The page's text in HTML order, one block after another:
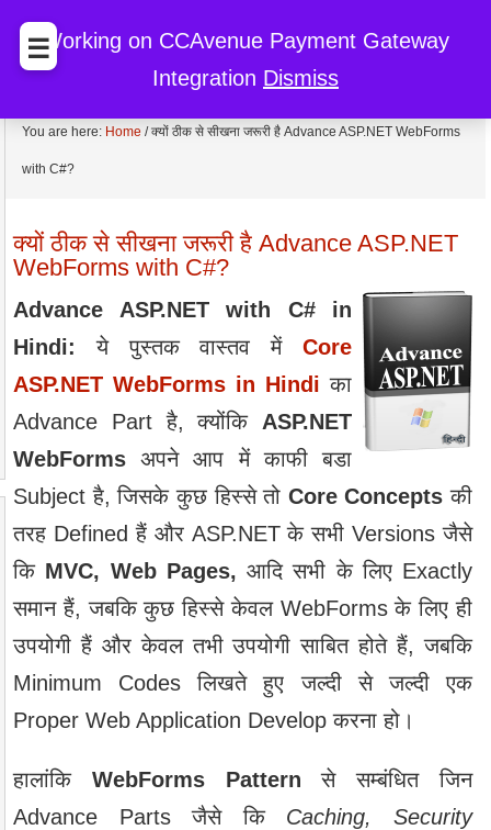
Working on CCAvenue Payment Gateway
Integration Dismiss
☰
BccFalna.com EBook Store My Cart
Discount
You are here: Home /क्‍यों ठीक से सीखना जरूरी है Advance ASP.NET WebForms
with C#?
क्‍यों ठीक से सीखना जरूरी है Advance ASP.NET
WebForms with C#?
Advance ASP.NET with C# in
Hindi: ये पुस्‍तक वास्‍तव में Core
ASP.NET WebForms in Hindi का
Advance Part है, क्‍योंकि ASP.NET
WebForms अपने आप में काफी बडा
Subject है, जिसके कुछ हिस्‍से तो Core Concepts की
तरह Defined हैं और ASP.NET के सभी Versions जैसे
कि MVC, Web Pages, आदि सभी के लिए Exactly
समान हैं, जबकि कुछ हिस्‍से केवल WebForms के लिए ही
उपयोगी हैं और केवल तभी उपयोगी साबित होते हैं, जबकि
Minimum Codes लिखते हुए जल्‍दी से जल्‍दी एक
Proper Web Application Develop करना हो।
हालांकि WebForms Pattern से सम्‍बंधित जिन
Advance Parts जैसे कि Caching, Security